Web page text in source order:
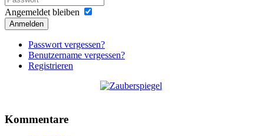
Angemeldet bleiben
Anmelden
Passwort vergessen?
Benutzername vergessen?
Registrieren
Kommentare